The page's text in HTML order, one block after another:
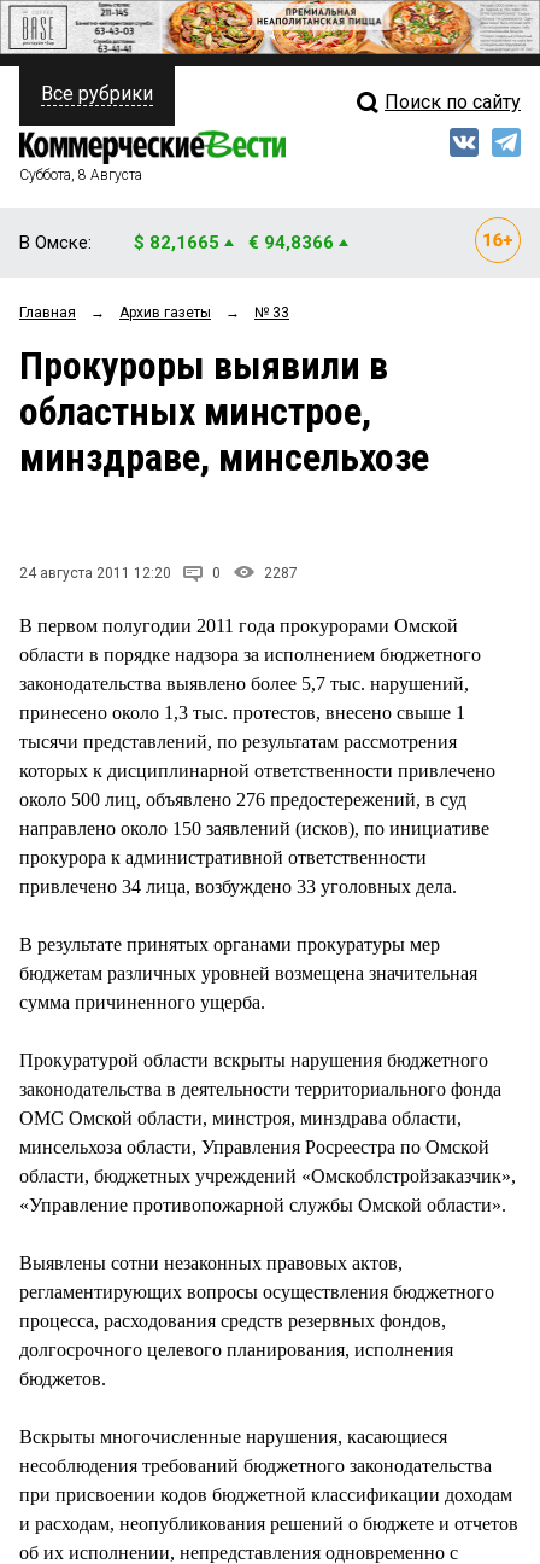
ПОЛИТИКА
ФИНАНСЫ
ОБЩЕСТВО
ЗАКОН
Свежий выпуск
Рейтинги
Блоги
Архив
Все рубрики Поиск по сайту
Суббота, 8 Августа
В Омске: $ 82,1665 € 94,8366
Главная → Архив газеты → № 33
Прокуроры выявили в
областных минстрое,
минздраве, минсельхозе
24 августа 2011 12:20 0 2287
В первом полугодии 2011 года прокурорами Омской
области в порядке надзора за исполнением бюджетного
законодательства выявлено более 5,7 тыс. нарушений,
принесено около 1,3 тыс. протестов, внесено свыше 1
тысячи представлений, по результатам рассмотрения
которых к дисциплинарной ответственности привлечено
около 500 лиц, объявлено 276 предостережений, в суд
направлено около 150 заявлений (исков), по инициативе
прокурора к административной ответственности
привлечено 34 лица, возбуждено 33 уголовных дела.
В результате принятых органами прокуратуры мер
бюджетам различных уровней возмещена значительная
сумма причиненного ущерба.
Прокуратурой области вскрыты нарушения бюджетного
законодательства в деятельности территориального фонда
ОМС Омской области, минстроя, минздрава области,
минсельхоза области, Управления Росреестра по Омской
области, бюджетных учреждений «Омскоблстройзаказчик»,
«Управление противопожарной службы Омской области».
Выявлены сотни незаконных правовых актов,
регламентирующих вопросы осуществления бюджетного
процесса, расходования средств резервных фондов,
долгосрочного целевого планирования, исполнения
бюджетов.
Вскрыты многочисленные нарушения, касающиеся
несоблюдения требований бюджетного законодательства
при присвоении кодов бюджетной классификации доходам
и расходам, неопубликования решений о бюджете и отчетов
об их исполнении, непредставления одновременно с